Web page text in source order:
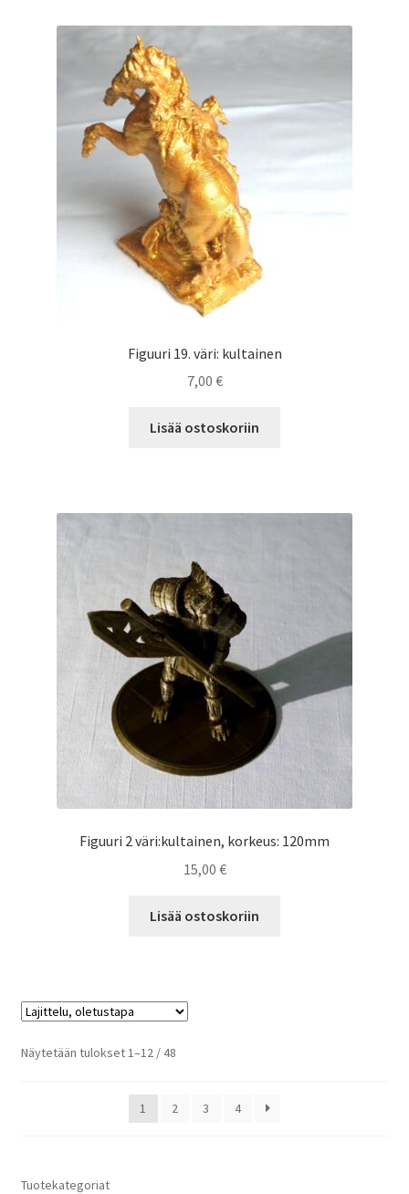
Figuuri 19. väri: kultainen
7,00 €
Lisää ostoskoriin
Figuuri 2 väri:kultainen, korkeus: 120mm
15,00 €
Lisää ostoskoriin
Näytetään tulokset 1–12 / 48
1 2 3 4
Tuotekategoriat